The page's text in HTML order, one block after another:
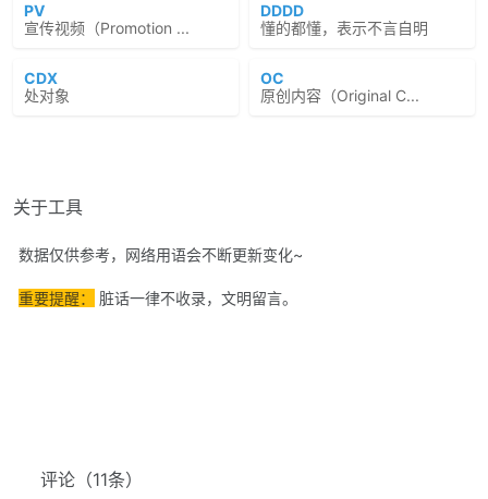
PV
宣传视频（Promotion ...
DDDD
懂的都懂，表示不言自明
CDX
处对象
OC
原创内容（Original C...
关于工具
数据仅供参考，网络用语会不断更新变化~
重要提醒： 脏话一律不收录，文明留言。
评论 （11条）